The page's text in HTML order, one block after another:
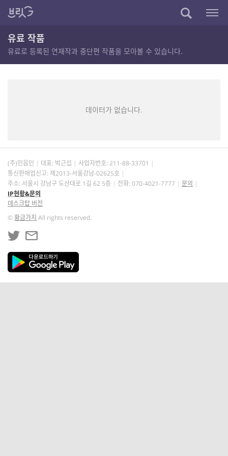
유료 작품
유료로 등록된 연재작과 중단편 작품을 모아볼 수 있습니다.
데이터가 없습니다.
(주)민음인 대표: 박근섭 사업자번호: 211-88-33701
통신판매업신고: 제2013-서울강남-02625호
주소: 서울시 강남구 도산대로 1길 62 5층
전화: 070-4021-7777
문의
IP현황&문의
데스크탑 버전
©황금가지 All rights reserved.